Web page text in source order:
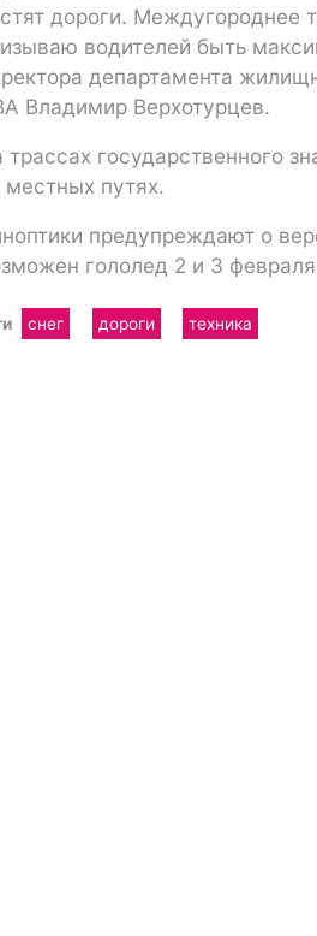
дороги. Междугороднее
водителей быть
департамента
Владимир Верхотурцев.
трассах государственного
местных путях.
предупреждают о
гололед 2 и 3
снег дороги техника